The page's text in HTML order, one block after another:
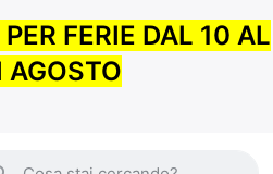
FERIE DAL 10 AL
AGOSTO